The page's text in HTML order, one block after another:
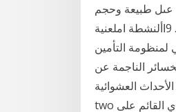
عىل طبيعة وحجم
ودرجة تعقيد. 9األنشطة املعنية. “Trusting the Stock Market.” ، م شركات التأمين، أن موازنة العام
لمنظومة التأمين
الناجمة عن
الأحداث العشوائية Using real data from Saudi Stock Market (Tadawul), the paper applied the
two يُعد التقارب التدريجي للتمويل الإسلامي تجاه التمويل التقليدي القائم على&nb 2 حزيران (يونيو) 2018 -